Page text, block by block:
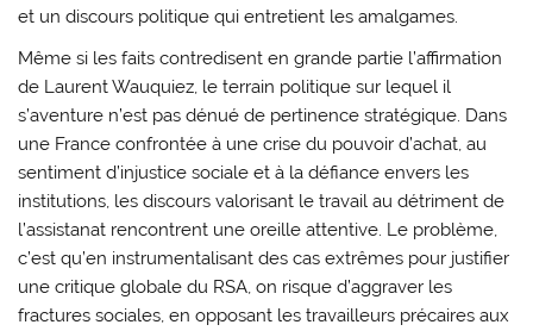
et un discours politique qui entretient les amalgames.
Même si les faits contredisent en grande partie l’affirmation
de Laurent Wauquiez, le terrain politique sur lequel il
s’aventure n’est pas dénué de pertinence stratégique. Dans
une France confrontée à une crise du pouvoir d’achat, au
sentiment d’injustice sociale et à la défiance envers les
institutions, les discours valorisant le travail au détriment de
l’assistanat rencontrent une oreille attentive. Le problème,
c’est qu’en instrumentalisant des cas extrêmes pour justifier
une critique globale du RSA, on risque d’aggraver les
fractures sociales, en opposant les travailleurs précaires aux